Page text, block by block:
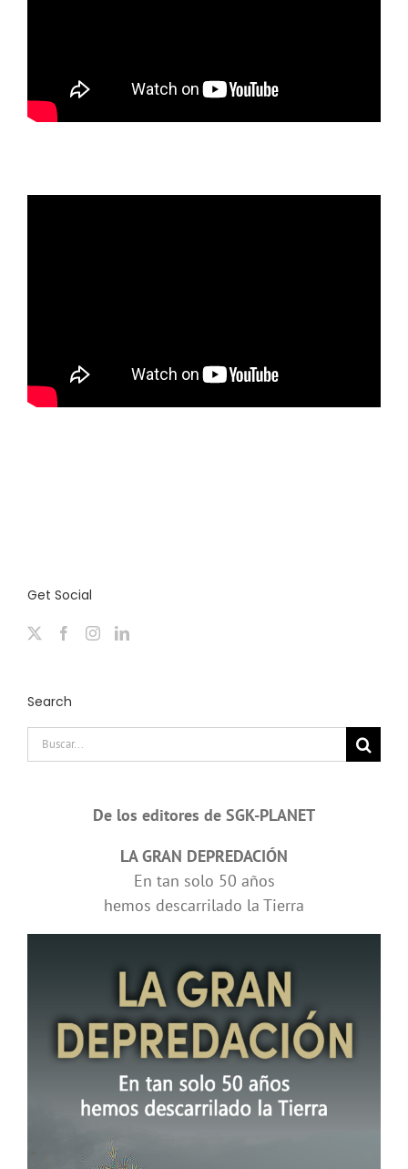
Get Social
Search
Buscar:
De los editores de SGK-PLANET
LA GRAN DEPREDACIÓN
En tan solo 50 años
hemos descarrilado la Tierra